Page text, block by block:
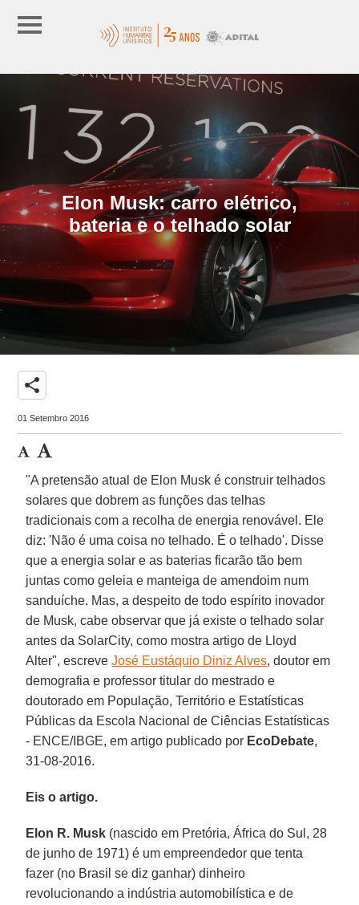
Elon Musk: carro elétrico,
bateria e o telhado solar
share
01 Setembro 2016
"A pretensão atual de Elon Musk é construir telhados
solares que dobrem as funções das telhas
tradicionais com a recolha de energia renovável. Ele
diz: 'Não é uma coisa no telhado. É o telhado'. Disse
que a energia solar e as baterias ficarão tão bem
juntas como geleia e manteiga de amendoim num
sanduíche. Mas, a despeito de todo espírito inovador
de Musk, cabe observar que já existe o telhado solar
antes da SolarCity, como mostra artigo de Lloyd
Alter", escreveJosé Eustáquio Diniz Alves, doutor em
demografia e professor titular do mestrado e
doutorado em População, Território e Estatísticas
Públicas da Escola Nacional de Ciências Estatísticas
- ENCE/IBGE, em artigo publicado por EcoDebate,
31-08-2016.
Eis o artigo.
Elon R. Musk (nascido em Pretória, África do Sul, 28
de junho de 1971) é um empreendedor que tenta
fazer (no Brasil se diz ganhar) dinheiro
revolucionando a indústria automobilística e de